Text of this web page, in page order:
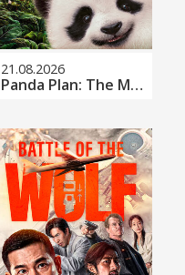
21.08.2026
Panda Plan: The Magical Tribe